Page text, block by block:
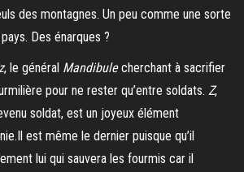
des montagnes. Un peu comme une sorte
Des énarques ?
, le général Mandibulecherchant à sacrifier
pour ne rester qu’entre soldats. Z,
soldat, est un joyeux élément
est même le dernier puisque qu’il
lui qui sauvera les fourmis car il